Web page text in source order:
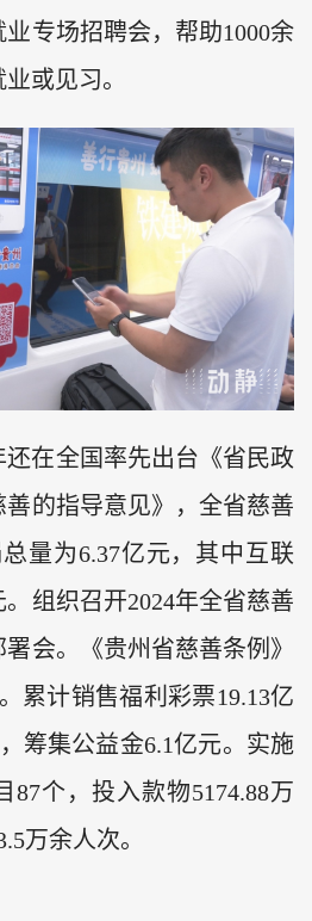
专场招聘会，帮助1000余
或见习。
还在全国率先出台《省民政
的指导意见》，全省慈善
量为6.37亿元，其中互联
。组织召开2024年全省慈善
会。《贵州省慈善条例》
累计销售福利彩票19.13亿
筹集公益金6.1亿元。实施
87个，投入款物5174.88万
万余人次。